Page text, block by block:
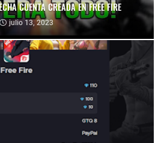
CUENTA CREADA EN FREE FIRE
julio 13, 2023